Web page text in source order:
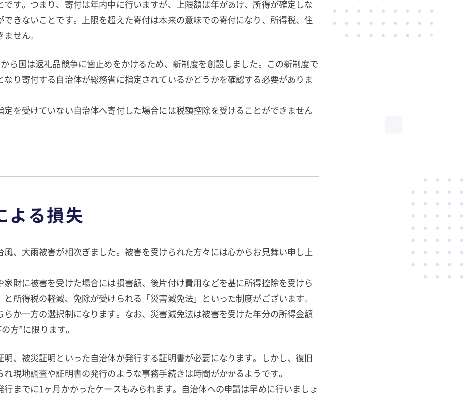
です。つまり、寄付は年内中に行いますが、上限額は年があけ、所得が確定しな
できないことです。上限を超えた寄付は本来の意味での寄付になり、所得税、住
せん。
ら国は返礼品競争に歯止めをかけるため、新制度を創設しました。この新制度で
なり寄付する自治体が総務省に指定されているかどうかを確認する必要がありま
を受けていない自治体へ寄付した場合には税額控除を受けることができません
る損失
風、大雨被害が相次ぎました。被害を受けられた方々には心からお見舞い申し上
家財に被害を受けた場合には損害額、後片付け費用などを基に所得控除を受けら
と所得税の軽減、免除が受けられる「災害減免法」といった制度がございます。
らか一方の選択制になります。なお、災害減免法は被害を受けた年分の所得金額
方”に限ります。
明、被災証明といった自治体が発行する証明書が必要になります。しかし、復旧
れ現地調査や証明書の発行のような事務手続きは時間がかかるようです。
までに1ヶ月かかったケースもみられます。自治体への申請は早めに行いましょ